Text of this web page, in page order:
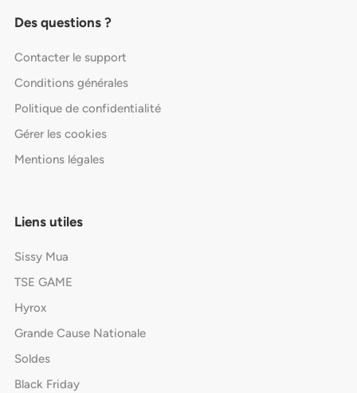
Des questions ?
Contacter le support
Conditions générales
Politique de confidentialité
Gérer les cookies
Mentions légales
Liens utiles
Sissy Mua
TSE GAME
Hyrox
Grande Cause Nationale
Soldes
Black Friday